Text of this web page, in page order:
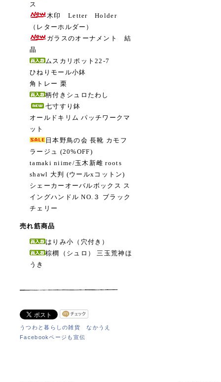
ス
木印 Letter Holder
（レターホルダー）
ガラスのオーナメント 結
晶
ムスカリポット22-7
ひねりモール小鉢
角トレー 栗
柄付きシュロたわし
七寸すり鉢
オールドキリム パッチワークマ
ット
日本野鳥の会 長靴 カモフ
ラージュ (20%OFF)
tamaki niime/玉木新雌 roots
shawl 大判 (ウールxコットン)
シェーカーオーバルボックス ス
イングハンドル NO.３ ブラック
チェリー
売れ筋商品
はりみ小（穴付き）
棕櫚（シュロ） 三玉荒神ほ
うき
うつわと暮らしの雑貨 なかうえ
Facebookページも宣伝